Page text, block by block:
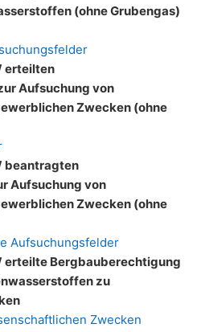
(ohne Grubengas)
erteilten
Aufsuchung von
Zwecken (ohne
beantragten
Aufsuchung von
Zwecken (ohne
Aufsuchungsfelder
erteilte Bergbauberechtigung
zu
Zwecken